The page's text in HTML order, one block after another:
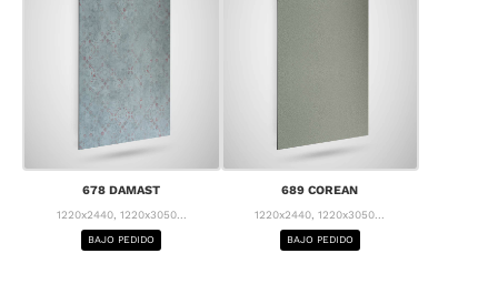
678 DAMAST
1220x2440, 1220x3050...
BAJO PEDIDO
689 COREAN
1220x2440, 1220x3050...
BAJO PEDIDO